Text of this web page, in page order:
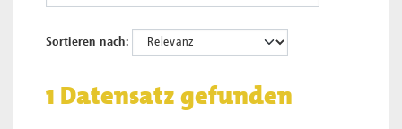
Sortieren nach
1 Datensatz gefunden